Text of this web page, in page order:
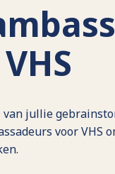
jullie
voor VHS